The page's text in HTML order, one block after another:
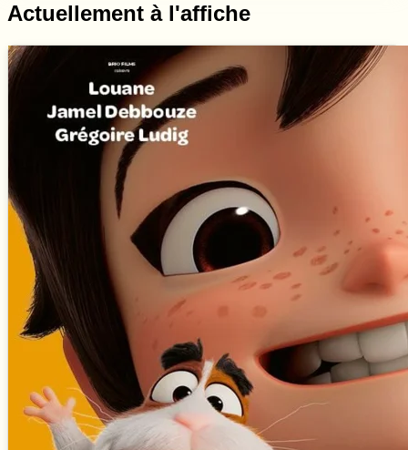
Actuellement à l'affiche